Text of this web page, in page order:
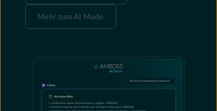
zum
Mehr zum AI Mode